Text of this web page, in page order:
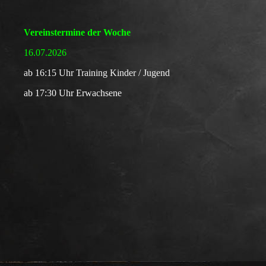
Vereinstermine der Woche
16.07.2026
ab 16:15 Uhr Training Kinder / Jugend
ab 17:30 Uhr Erwachsene